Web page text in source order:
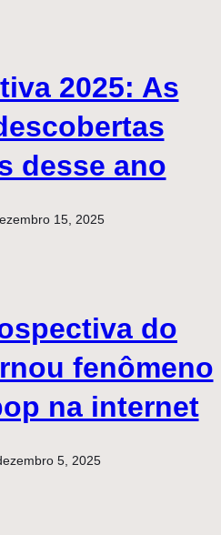
2025: As
desse ano
15, 2025
do
fenômeno
na internet
5, 2025